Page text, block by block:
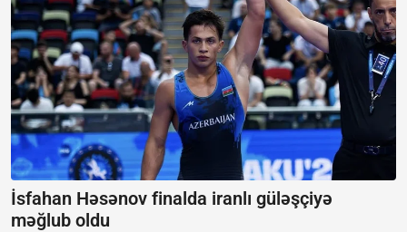
İsfahan Həsənov finalda iranlı güləşçiyə
məğlub oldu